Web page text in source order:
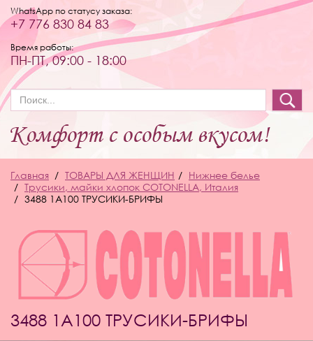
WhatsApp по статусу заказа:
+7 776 830 84 83
Время работы:
ПН-ПТ, 09:00 - 18:00
Форма поиска
Главная ТОВАРЫ ДЛЯ ЖЕНЩИН
Нижнее белье
Трусики, майки хлопок COTONELLA, Италия
3488 1A100 ТРУСИКИ-БРИФЫ
3488 1A100 ТРУСИКИ-БРИФЫ